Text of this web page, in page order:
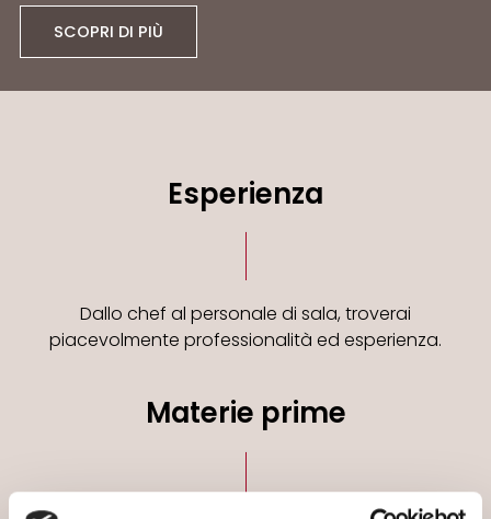
SCOPRI DI PIÙ
Esperienza
Dallo chef al personale di sala, troverai
piacevolmente professionalità ed esperienza.
Materie prime